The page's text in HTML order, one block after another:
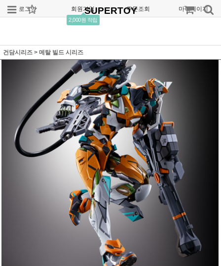
로그인 회원가입
2,000원 적립
주문조회 마이페이지
SUPERTOY
건담시리즈 > 메탈 빌드 시리즈